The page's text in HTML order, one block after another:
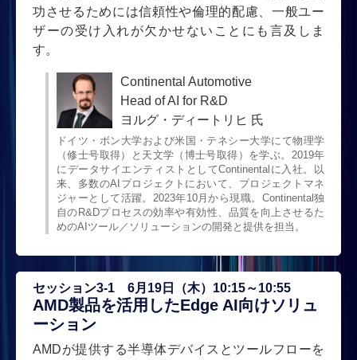
功させるためには信頼性や倫理的配慮、一般ユー
ザーの受け入れが欠かせないことにも言及しま
す。
Continental Automotive
Head of AI for R&D
ヨルグ・ディートリヒ 氏
ドイツ・ボン大学および米国・テネシー大学にて物理学
（修士号取得）と天文学（博士号取得）を学ぶ。2019年
にデータサイエンティストとしてContinentalに入社。以
来、多数のAIプロジェクトにおいて、プロジェクトマネ
ジャーとして活躍。2023年10月から現職。Continental独
自のR&Dプロセスの効率や有効性、品質を向上させるた
めのAIツール／ソリューションの開発と提供を担当。
セッション3-1 6月19日（木）10:15～10:55
AMD製品を活用したEdge AI向けソリュ
ーション
AMDが提供する半導体デバイスとツールフローを